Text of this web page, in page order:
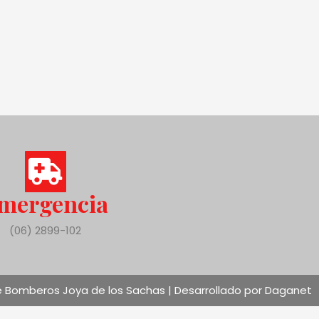
(06) 2899-102
Joya de los Sachas | Desarrollado por Daganet